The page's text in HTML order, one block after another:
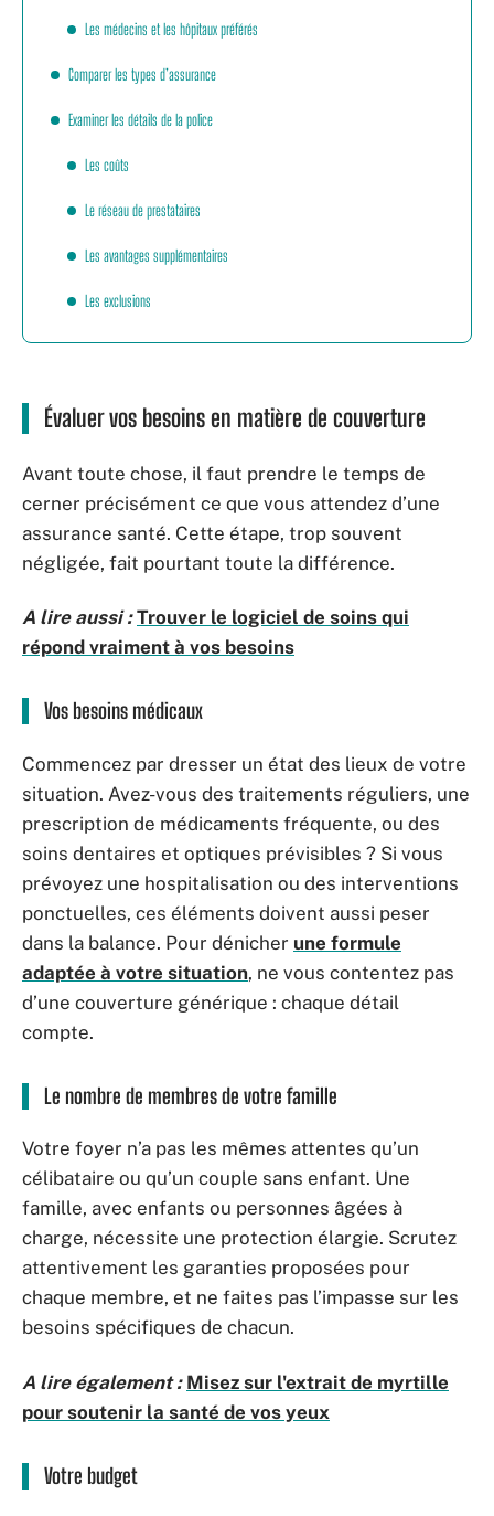
Les médecins et les hôpitaux préférés
Comparer les types d’assurance
Examiner les détails de la police
Les coûts
Le réseau de prestataires
Les avantages supplémentaires
Les exclusions
Évaluer vos besoins en matière de couverture
Avant toute chose, il faut prendre le temps de
cerner précisément ce que vous attendez d’une
assurance santé. Cette étape, trop souvent
négligée, fait pourtant toute la différence.
A lire aussi : Trouver le logiciel de soins qui
répond vraiment à vos besoins
Vos besoins médicaux
Commencez par dresser un état des lieux de votre
situation. Avez-vous des traitements réguliers, une
prescription de médicaments fréquente, ou des
soins dentaires et optiques prévisibles ? Si vous
prévoyez une hospitalisation ou des interventions
ponctuelles, ces éléments doivent aussi peser
dans la balance. Pour dénicher une formule
adaptée à votre situation, ne vous contentez pas
d’une couverture générique : chaque détail
compte.
Le nombre de membres de votre famille
Votre foyer n’a pas les mêmes attentes qu’un
célibataire ou qu’un couple sans enfant. Une
famille, avec enfants ou personnes âgées à
charge, nécessite une protection élargie. Scrutez
attentivement les garanties proposées pour
chaque membre, et ne faites pas l’impasse sur les
besoins spécifiques de chacun.
A lire également : Misez sur l'extrait de myrtille
pour soutenir la santé de vos yeux
Votre budget